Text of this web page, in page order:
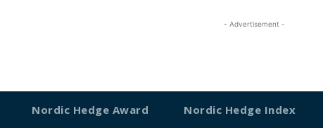
- Advertisement -
Nordic Hedge Award Nordic Hedge Index